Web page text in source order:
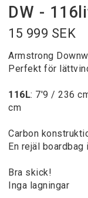
DW -
15 999 SEK
Armstrong
Perfekt för
116L: 7'9 / 236
cm
Carbon
En rejäl boardbag
Bra skick!
Inga lagningar